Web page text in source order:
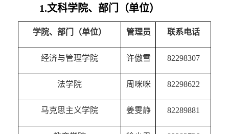
1.文科学院、部门（单位）
学院、部门（单位） 管理员 联系电话
经济与管理学院 许傲雪 82298307
法学院 周咪咪 82298622
马克思主义学院 姜雯静 82289881